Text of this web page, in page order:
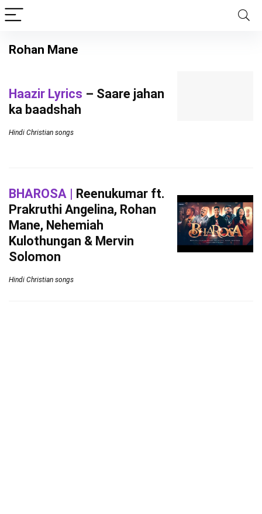
Rohan Mane
Haazir Lyrics – Saare jahan
ka baadshah
Hindi Christian songs
BHAROSA | Reenukumar ft.
Prakruthi Angelina, Rohan
Mane, Nehemiah
Kulothungan & Mervin
Solomon
Hindi Christian songs